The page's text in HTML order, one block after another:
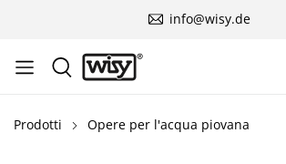
info@wisy.de
Prodotti Opere per l'acqua piovana